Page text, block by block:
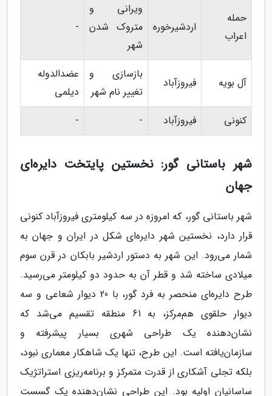
حمله
اعراب
اردشیرخوره
ویرانی و
متروک شدن
شهر
-
آل بویه فیروزآباد
بازسازی و
تغییر نام شهر
عضدالدوله
دیلمی
کنونی
فیروزآباد -
-
شهر باستانی گور: نخستین پایتخت دایره‌ای
جهان
شهر باستانی گور، که امروزه در سه کیلومتری فیروزآباد کنونی
قرار دارد، نخستین شهر دایره‌ای شکل در ایران و جهان به
شمار می‌رود. این شهر به دستور اردشیر بابکان در قرن سوم
میلادی ساخته شد و قطر آن به حدود دو کیلومتر می‌رسید.
طرح دایره‌ای منحصر به فرد گور، با 20 دیوار شعاعی و سه
دیوار حلقوی هم‌مرکز، به 61 منطقه تقسیم می‌شد که
نشان‌دهنده یک طراحی شهری بسیار پیشرفته و
سازمان‌یافته است. این طرح، تنها یک شاهکار معماری نبود،
بلکه تجلی آشکاری از قدرت متمرکز و برنامه‌ریزی استراتژیک
ساسانیان اولیه بود. این طراحی نشان‌دهنده یک گسست